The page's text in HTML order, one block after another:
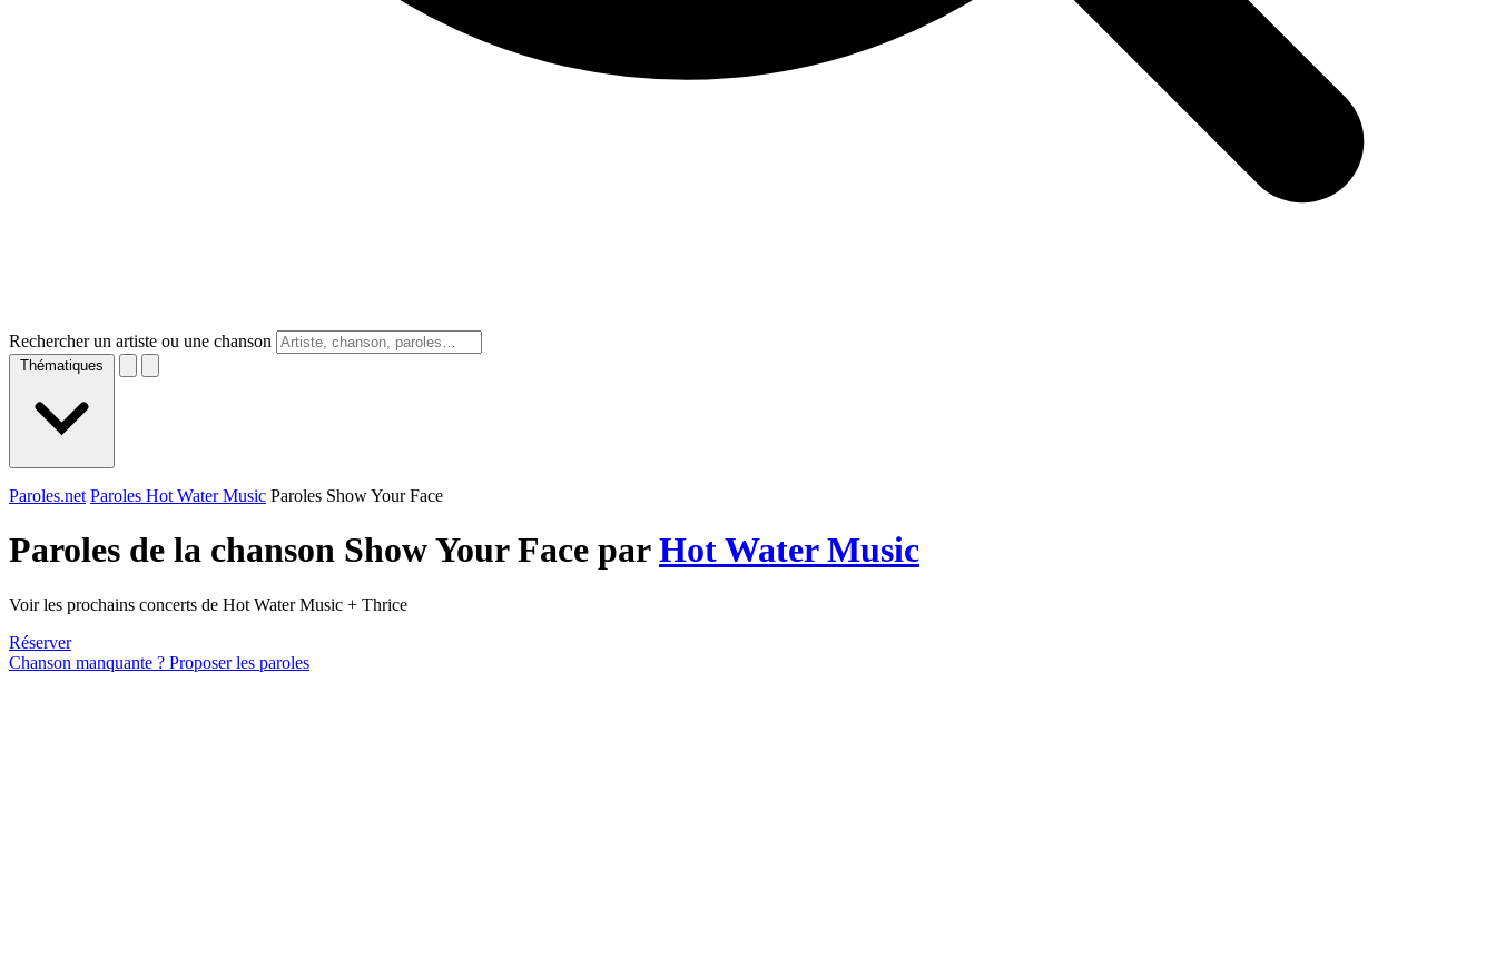
Rechercher un artiste ou une chanson
Thématiques
Paroles.net Paroles Hot Water Music Paroles Show Your Face
Paroles de la chanson Show Your Face parHot Water Music
Voir les prochains concerts de Hot Water Music + Thrice
Réserver
Chanson manquante ? Proposer les paroles